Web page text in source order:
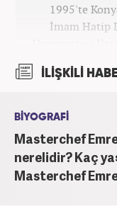
1995'te
İmam Hatip
Üniversitesi
yüksek
yıllarda
yazarlığı yaptı.
kanalında
kariyerine
internet
İLİŞKİLİ
BİYOGRAFİ
Masterchef
nerelidir? Kaç
Masterchef